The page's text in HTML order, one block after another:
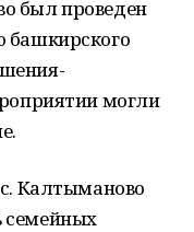
был проведен
башкирского
могли
Калтыманово
семейных